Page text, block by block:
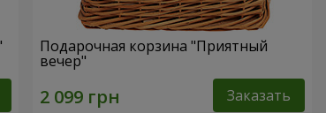
Подарочная корзина "Приятный
вечер"
Заказать